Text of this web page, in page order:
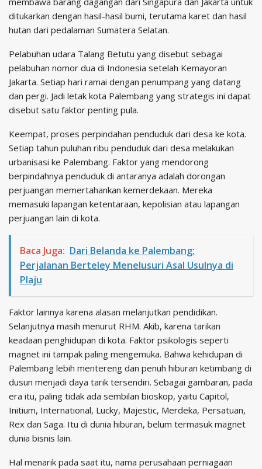
ditukarkan dengan hasil-hasil bumi, terutama karet dan hasil
hutan dari pedalaman Sumatera Selatan.
Pelabuhan udara Talang Betutu yang disebut sebagai
pelabuhan nomor dua di Indonesia setelah Kemayoran
Jakarta. Setiap hari ramai dengan penumpang yang datang
dan pergi. Jadi letak kota Palembang yang strategis ini dapat
disebut satu faktor penting pula.
Keempat, proses perpindahan penduduk dari desa ke kota.
Setiap tahun puluhan ribu penduduk dari desa melakukan
urbanisasi ke Palembang. Faktor yang mendorong
berpindahnya penduduk di antaranya adalah dorongan
perjuangan memertahankan kemerdekaan. Mereka
memasuki lapangan ketentaraan, kepolisian atau lapangan
perjuangan lain di kota.
Baca Juga: Dari Belanda ke Palembang:
Perjalanan Berteley Menelusuri Asal Usulnya di
Plaju
Faktor lainnya karena alasan melanjutkan pendidikan.
Selanjutnya masih menurut RHM. Akib, karena tarikan
keadaan penghidupan di kota. Faktor psikologis seperti
magnet ini tampak paling mengemuka. Bahwa kehidupan di
Palembang lebih mentereng dan penuh hiburan ketimbang di
dusun menjadi daya tarik tersendiri. Sebagai gambaran, pada
era itu, paling tidak ada sembilan bioskop, yaitu Capitol,
Initium, International, Lucky, Majestic, Merdeka, Persatuan,
Rex dan Saga. Itu di dunia hiburan, belum termasuk magnet
dunia bisnis lain.
Hal menarik pada saat itu, nama perusahaan perniagaan